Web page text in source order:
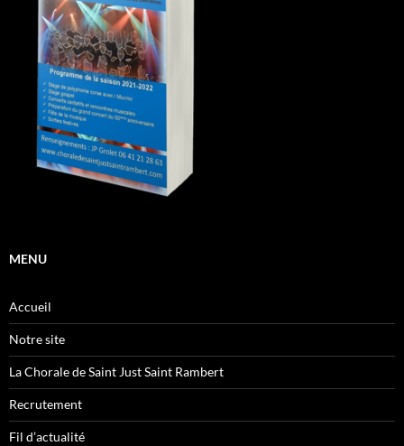
MENU
Accueil
Notre site
La Chorale de Saint Just Saint Rambert
Recrutement
Fil d’actualité